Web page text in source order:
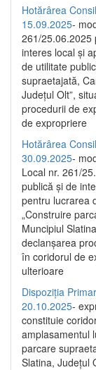
Hotărârea
15.09.2025-
261/25.06.2025
interes local și
de utilitate
supraetajată,
Județul Olt”,
procedurii de
de expropriere
Hotărârea
30.09.2025-
Local nr. 261/
publică şi de
pentru lucrarea
„Construire
Muncipiul
declanşarea
în coridorul de
ulterioare
Dispoziția
20.10.2025-
constituie
amplasamentul
parcare
Slatina, Județul